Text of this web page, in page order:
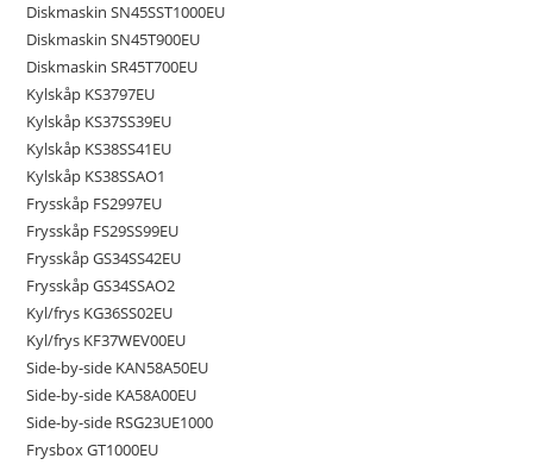
Diskmaskin SN45SST1000EU
Diskmaskin SN45T900EU
Diskmaskin SR45T700EU
Kylskåp KS3797EU
Kylskåp KS37SS39EU
Kylskåp KS38SS41EU
Kylskåp KS38SSAO1
Frysskåp FS2997EU
Frysskåp FS29SS99EU
Frysskåp GS34SS42EU
Frysskåp GS34SSAO2
Kyl/frys KG36SS02EU
Kyl/frys KF37WEV00EU
Side-by-side KAN58A50EU
Side-by-side KA58A00EU
Side-by-side RSG23UE1000
Frysbox GT1000EU